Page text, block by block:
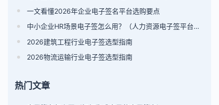
一文看懂2026年企业电子签名平台选购要点
中小企业HR场景电子签怎么用？（人力资源电子签平台选型指南）
2026建筑工程行业电子签选型指南
2026物流运输行业电子签选型指南
热门文章